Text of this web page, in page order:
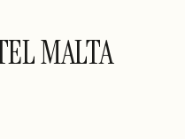
MALTA